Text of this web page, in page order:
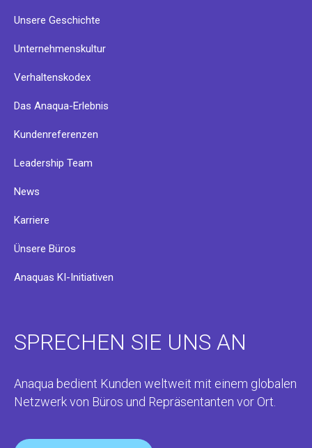
Unsere Geschichte
Unternehmenskultur
Verhaltenskodex
Das Anaqua-Erlebnis
Kundenreferenzen
Leadership Team
News
Karriere
Ünsere Büros
Anaquas KI-Initiativen
SPRECHEN SIE UNS AN
Anaqua bedient Kunden weltweit mit einem globalen
Netzwerk von Büros und Repräsentanten vor Ort.